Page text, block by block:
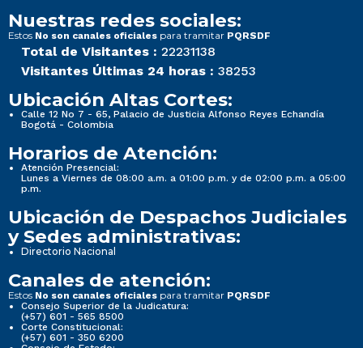
Nuestras redes sociales:
Estos No son canales oficiales para tramitar PQRSDF
Total de Visitantes : 22231138
Visitantes Últimas 24 horas : 38253
Ubicación Altas Cortes:
Calle 12 No 7 - 65, Palacio de Justicia Alfonso Reyes Echandía
Bogotá - Colombia
Horarios de Atención:
Atención Presencial:
Lunes a Viernes de 08:00 a.m. a 01:00 p.m. y de 02:00 p.m. a 05:00
p.m.
Ubicación de Despachos Judiciales
y Sedes administrativas:
Directorio Nacional
Canales de atención:
Estos No son canales oficiales para tramitar PQRSDF
Consejo Superior de la Judicatura:
(+57) 601 - 565 8500
Corte Constitucional:
(+57) 601 - 350 6200